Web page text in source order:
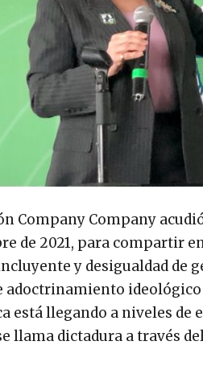
Company Company
de 2021, para compartir
y desigualdad de
adoctrinamiento
está llegando a niveles de
llama dictadura a través